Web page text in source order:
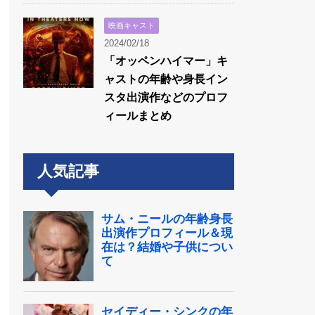
映画キャスト
2024/02/18
「オッペンハイマー」キ
ャストの年齢や身長イン
スタ出演作などのプロフ
ィールまとめ
人気記事